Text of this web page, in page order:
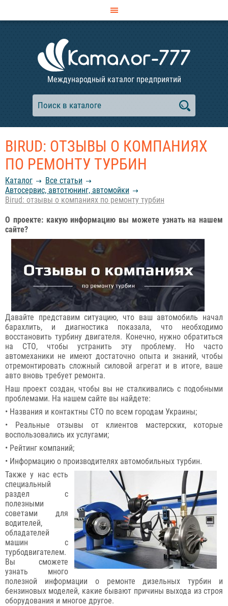
Международный каталог предприятий
BIRUD: ОТЗЫВЫ О КОМПАНИЯХ
ПО РЕМОНТУ ТУРБИН
Каталог
Все статьи
Автосервис, автотюнинг, автомойки
Birud: отзывы о компаниях по ремонту турбин
О проекте: какую информацию вы можете узнать на нашем
сайте?
Давайте представим ситуацию, что ваш автомобиль начал
барахлить, и диагностика показала, что необходимо
восстановить турбину двигателя. Конечно, нужно обратиться
на СТО, чтобы устранить эту проблему. Но часто
автомеханики не имеют достаточно опыта и знаний, чтобы
отремонтировать сложный силовой агрегат и в итоге, ваше
авто вновь требует ремонта.
Наш проект создан, чтобы вы не сталкивались с подобными
проблемами. На нашем сайте вы найдете:
• Названия и контактны СТО по всем городам Украины;
• Реальные отзывы от клиентов мастерских, которые
воспользовались их услугами;
• Рейтинг компаний;
• Информацию о производителях автомобильных турбин.
Также у нас есть
специальный
раздел с
полезными
советами для
водителей,
обладателей
машин с
турбодвигателем.
Вы сможете
узнать много
полезной информации о ремонте дизельных турбин и
бензиновых моделей, какие бывают причины выхода из строя
оборудования и многое другое.